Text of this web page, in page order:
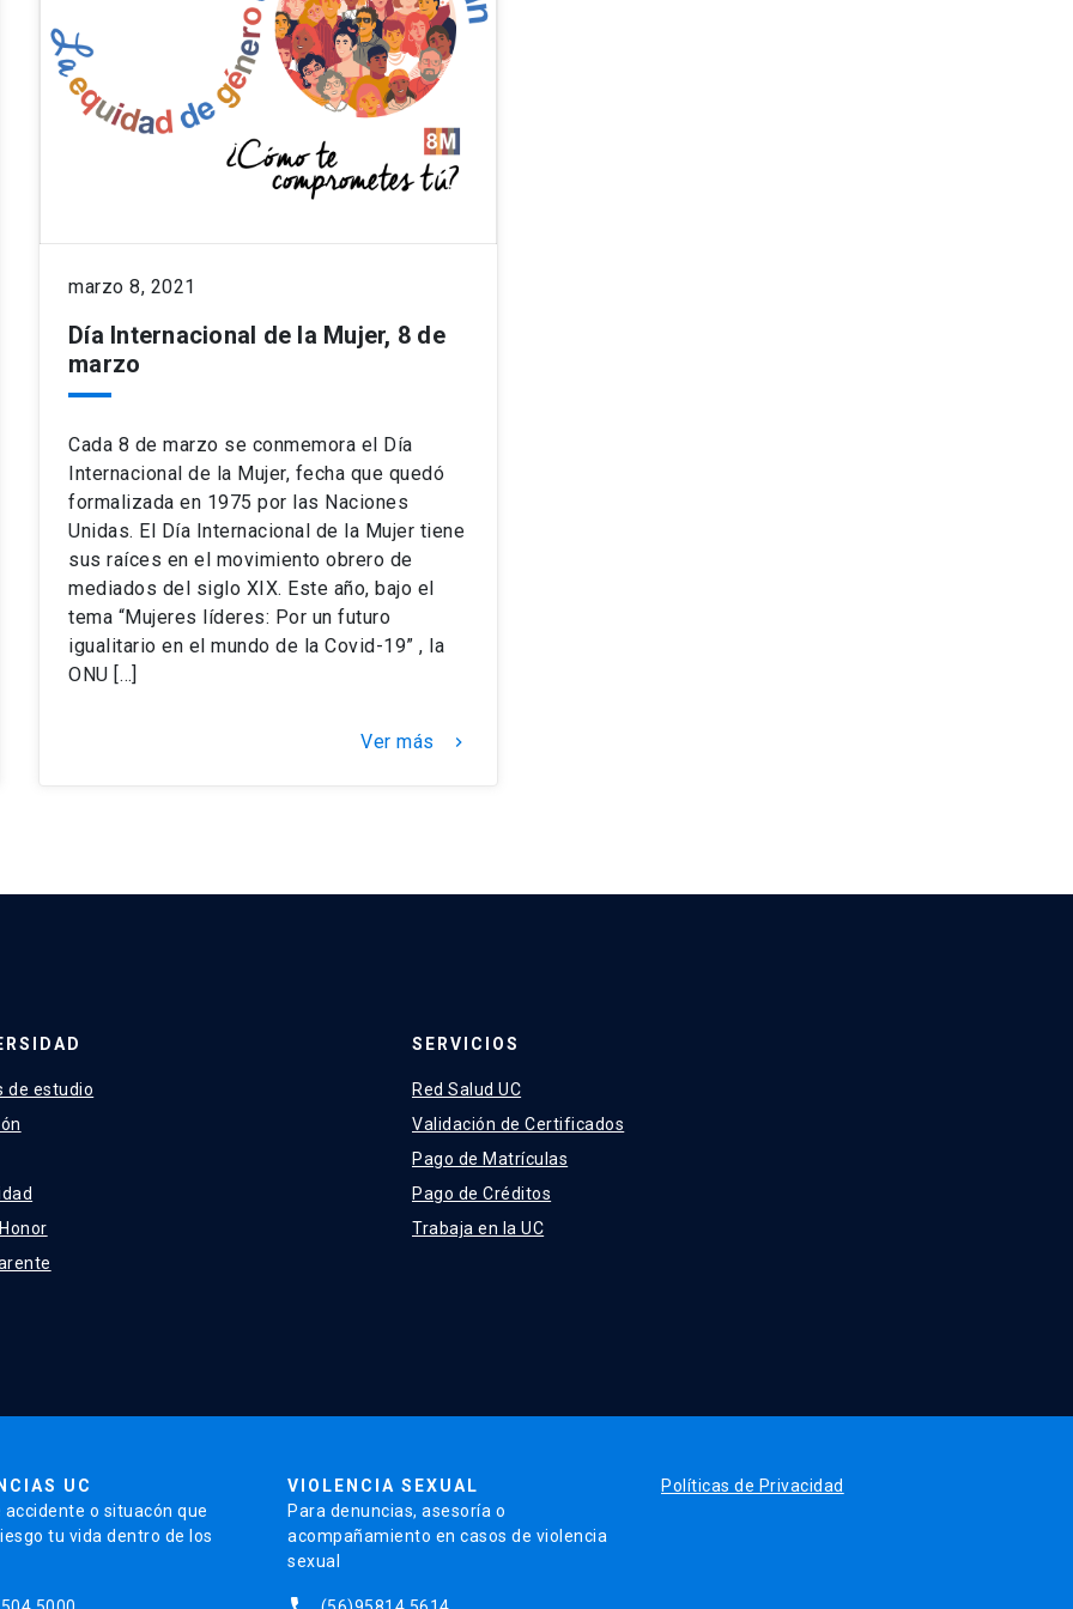
marzo 8, 2021
Día Internacional de la Mujer, 8 de
marzo
Cada 8 de marzo se conmemora el Día
Internacional de la Mujer, fecha que quedó
formalizada en 1975 por las Naciones
Unidas. El Día Internacional de la Mujer tiene
sus raíces en el movimiento obrero de
mediados del siglo XIX. Este año, bajo el
tema “Mujeres líderes: Por un futuro
igualitario en el mundo de la Covid-19” , la
ONU […]
Ver más keyboard_arrow_right
de estudio
SERVICIOS
Red Salud UC
Validación de Certificados
Pago de Matrículas
Pago de Créditos
Trabaja en la UC
UC
accidente o situacón que
tu vida dentro de los
VIOLENCIA SEXUAL
Para denuncias, asesoría o
acompañamiento en casos de violencia
sexual
Políticas de Privacidad